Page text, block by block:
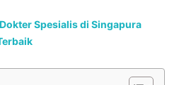
Spesialis di Singapura